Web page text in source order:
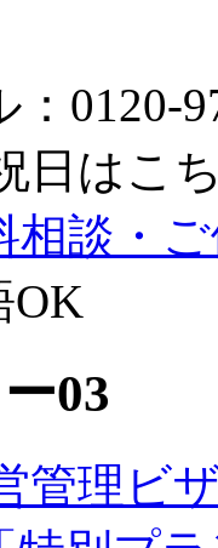
0120-
日はこ
相談・
OK
03
管理ビ